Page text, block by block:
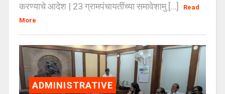
करण्याचे आदेश | 23 ग्रामपंचायतींच्या समावेशामु [...]
Read
More
ADMINISTRATIVE